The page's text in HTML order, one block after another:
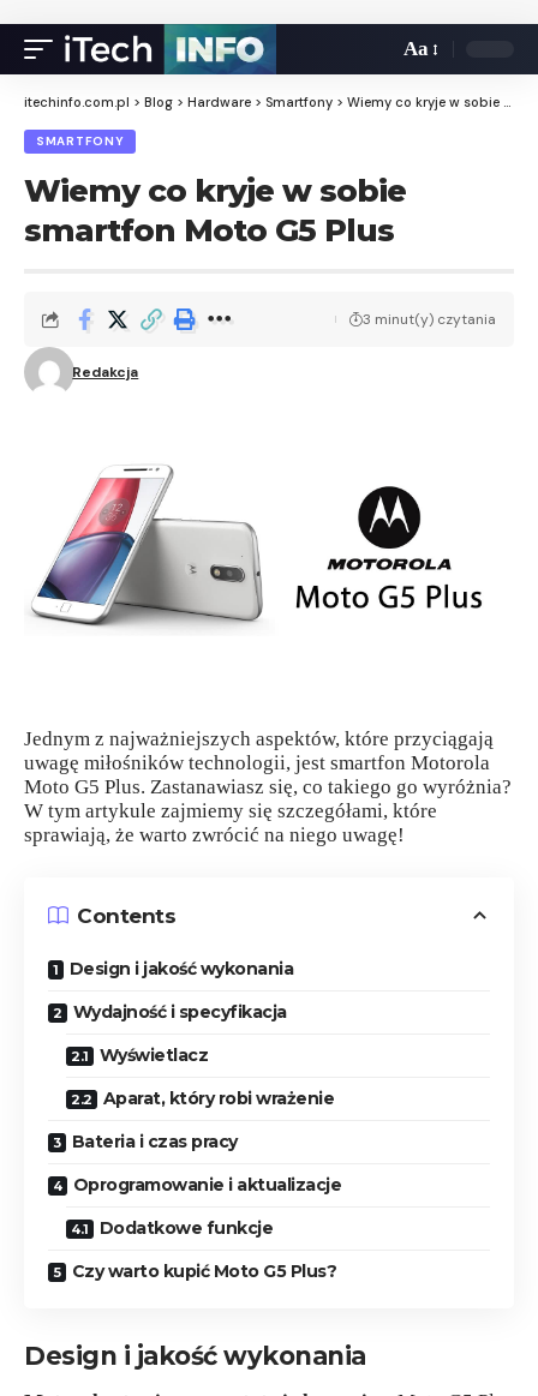
Aa
itechinfo.com.pl > Blog > Hardware > Smartfony > Wiemy co kryje w sobie smartfon Moto G5 Plus
SMARTFONY
Wiemy co kryje w sobie
smartfon Moto G5 Plus
Redakcja
3 minut(y) czytania
Jednym z najważniejszych aspektów, które przyciągają
uwagę miłośników technologii, jest smartfon Motorola
Moto G5 Plus. Zastanawiasz się, co takiego go wyróżnia?
W tym artykule zajmiemy się szczegółami, które
sprawiają, że warto zwrócić na niego uwagę!
Contents
Design i jakość wykonania
Wydajność i specyfikacja
Wyświetlacz
Aparat, który robi wrażenie
Bateria i czas pracy
Oprogramowanie i aktualizacje
Dodatkowe funkcje
Czy warto kupić Moto G5 Plus?
Design i jakość wykonania